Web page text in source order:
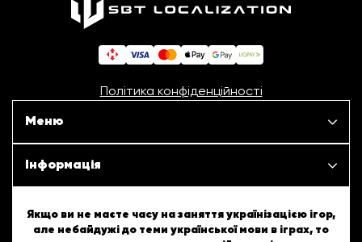
Політика конфіденційності
Меню
Наші проєкти
Інформація
ШБТурнір
Якщо ви не маєте часу на заняття українізацією ігор,
але небайдужі до теми української мови в іграх, то